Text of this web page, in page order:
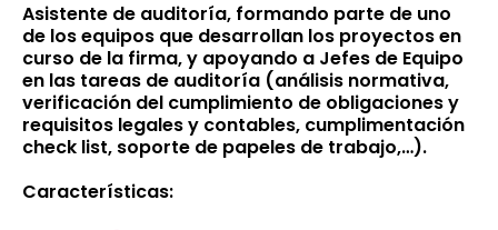
Asistente de auditoría, formando parte de uno
de los equipos que desarrollan los proyectos en
curso de la firma, y apoyando a Jefes de Equipo
en las tareas de auditoría (análisis normativa,
verificación del cumplimiento de obligaciones y
requisitos legales y contables, cumplimentación
check list, soporte de papeles de trabajo,…).
Características: